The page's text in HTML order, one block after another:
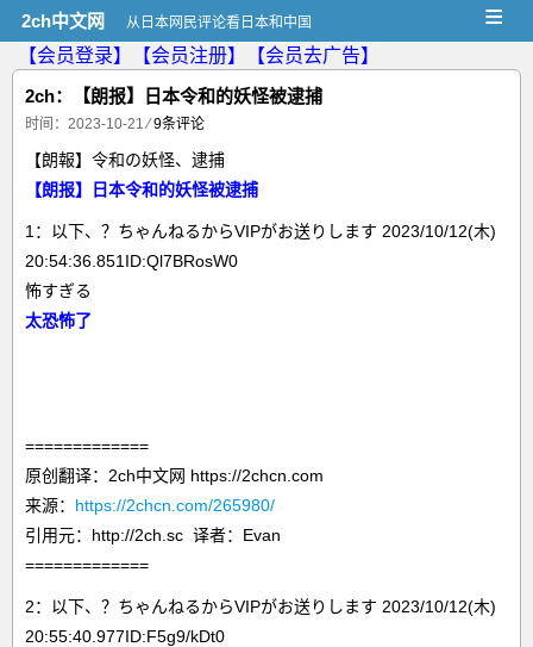
2ch中文网 从日本网民评论看日本和中国 ≡
【会员登录】 【会员注册】
【会员去广告】
2ch：【朗报】日本令和的妖怪被逮捕
时间：2023-10-21 ⁄9条评论
【朗報】令和の妖怪、逮捕
【朗报】日本令和的妖怪被逮捕
1：以下、？ちゃんねるからVIPがお送りします 2023/10/12(木)
20:54:36.851ID:Ql7BRosW0
怖すぎる
太恐怖了
=============
原创翻译：2ch中文网 https://2chcn.com
来源： https://2chcn.com/265980/
引用元：http://2ch.sc 译者：Evan
=============
2：以下、？ちゃんねるからVIPがお送りします 2023/10/12(木)
20:55:40.977ID:F5g9/kDt0